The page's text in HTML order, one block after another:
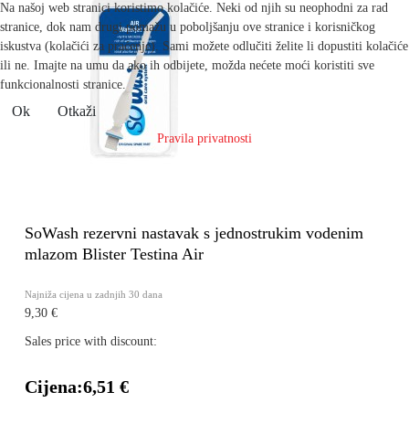
SoWash rezervni nastavak s jednostrukim vodenim
mlazom Blister Testina Air
Najniža cijena u zadnjih 30 dana
9,30 €
Sales price with discount:
Cijena:6,51 €
Na našoj web stranici koristimo kolačiće. Neki od njih su neophodni za rad
stranice, dok nam drugi pomažu u poboljšanju ove stranice i korisničkog
iskustva (kolačići za praćenje). Sami možete odlučiti želite li dopustiti kolačiće
ili ne. Imajte na umu da ako ih odbijete, možda nećete moći koristiti sve
funkcionalnosti stranice.
Ok Otkaži
Pravila privatnosti